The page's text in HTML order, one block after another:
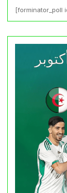
[forminator_poll